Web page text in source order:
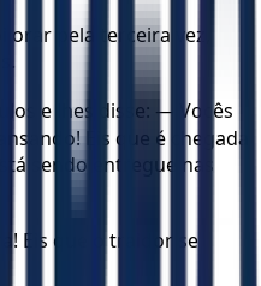
pela terceira vez,
e lhes disse: — Vocês
Eis que é chegada
sendo entregue nas
Eis que o traidor se